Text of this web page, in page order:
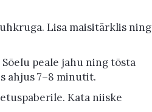
Lisa maisitärklis ning
peale jahu ning tõsta
ahjus 7–8 minutit.
Kata niiske